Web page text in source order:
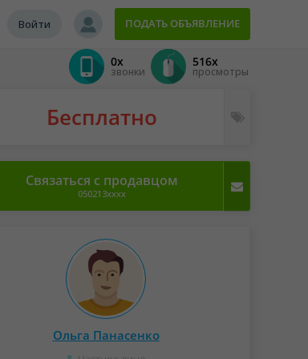
ПОДАТЬ ОБЪЯВЛЕНИЕ
Войти
0x
звонки
516x
просмотры
Бесплатно
Связаться с продавцом
050213xxxx
Ольга Панасенко